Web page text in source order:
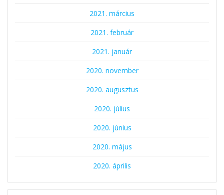
2021. március
2021. február
2021. január
2020. november
2020. augusztus
2020. július
2020. június
2020. május
2020. április